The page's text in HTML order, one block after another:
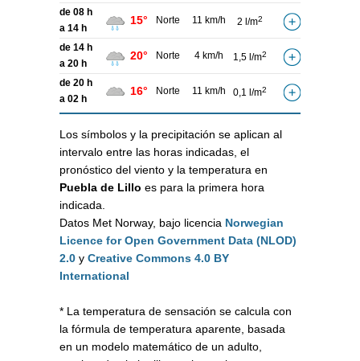
de 08 h
a 14 h
15° Norte 11 km/h 2 l/m2
de 14 h
a 20 h
20° Norte 4 km/h 1,5 l/m2
de 20 h
a 02 h
16° Norte 11 km/h 0,1 l/m2
Los símbolos y la precipitación se aplican al
intervalo entre las horas indicadas, el
pronóstico del viento y la temperatura en
Puebla de Lillo es para la primera hora
indicada.
Datos Met Norway, bajo licencia Norwegian
Licence for Open Government Data (NLOD)
2.0 y Creative Commons 4.0 BY
International
* La temperatura de sensación se calcula con
la fórmula de temperatura aparente, basada
en un modelo matemático de un adulto,